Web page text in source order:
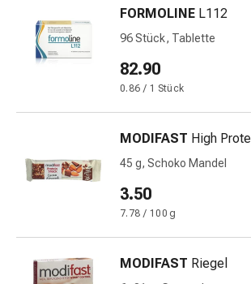
Schlaf
Stimmungsschwankungen
Schlafstörungen
Rhonchopathie
(Schnarchen)
Nasenmittel
Atmungstraktbeschwerden
Infektionen
Erkrankungen
FORMOLINE L112
96 Stück, Tablette
82.90
0.86 / 1 Stück
MODIFAST High
45 g, Schoko Mandel
3.50
7.78 / 100 g
MODIFAST Riegel